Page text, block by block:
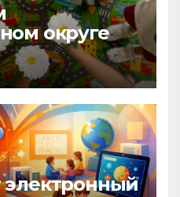
округе
правовой
Дню
верности